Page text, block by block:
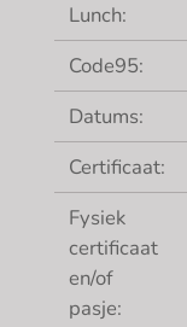
Lunch:
Code95:
Datums:
Certificaat:
Fysiek
certificaat
en/of
pasje: